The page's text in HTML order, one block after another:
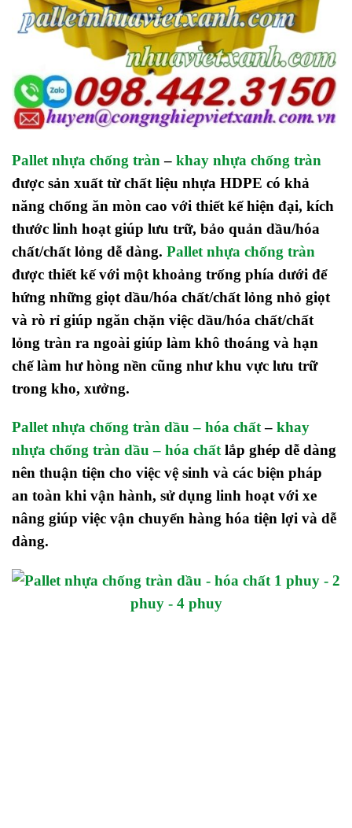
Pallet nhựa chống tràn – khay nhựa chống tràn
được sản xuất từ chất liệu nhựa HDPE có khả
năng chống ăn mòn cao với thiết kế hiện đại, kích
thước linh hoạt giúp lưu trữ, bảo quản dầu/hóa
chất/chất lỏng dễ dàng. Pallet nhựa chống tràn
được thiết kế với một khoảng trống phía dưới để
hứng những giọt dầu/hóa chất/chất lỏng nhỏ giọt
và rò rỉ giúp ngăn chặn việc dầu/hóa chất/chất
lỏng tràn ra ngoài giúp làm khô thoáng và hạn
chế làm hư hòng nền cũng như khu vực lưu trữ
trong kho, xưởng.
Pallet nhựa chống tràn dầu – hóa chất– khay
nhựa chống tràn dầu – hóa chấtlắp ghép dễ dàng
nên thuận tiện cho việc vệ sinh và các biện pháp
an toàn khi vận hành, sử dụng linh hoạt với xe
nâng giúp việc vận chuyển hàng hóa tiện lợi và dễ
dàng.